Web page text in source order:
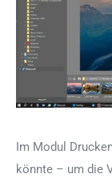
Im Modul
könnte – um die